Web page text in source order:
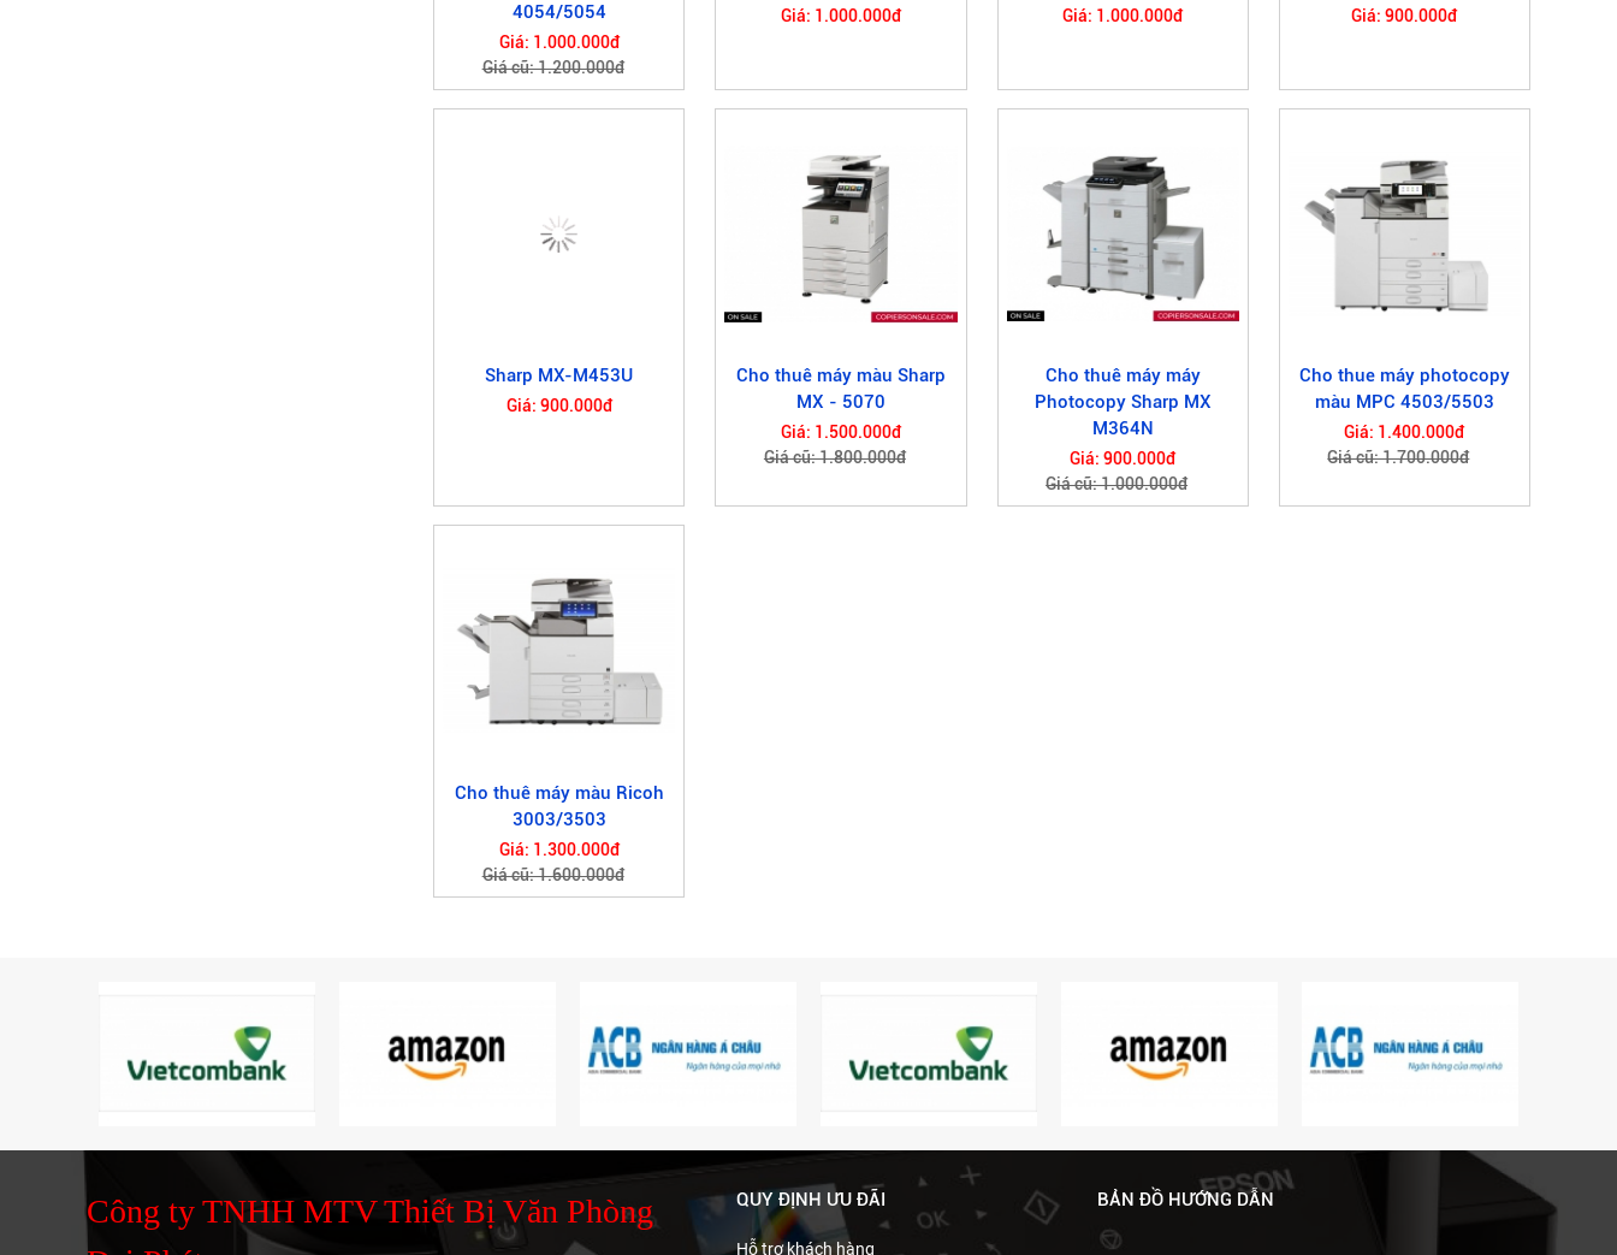
4054/5054
Giá: 1.000.000đ
Giá cũ: 1.200.000đ
Giá: 1.000.000đ Giá: 1.000.000đ Giá: 900.000đ
Sharp MX-M453U
Giá: 900.000đ
Cho thuê máy màu Sharp
MX - 5070
Giá: 1.500.000đ
Giá cũ: 1.800.000đ
Cho thuê máy máy
Photocopy Sharp MX
M364N
Giá: 900.000đ
Giá cũ: 1.000.000đ
Cho thue máy photocopy
màu MPC 4503/5503
Giá: 1.400.000đ
Giá cũ: 1.700.000đ
Cho thuê máy màu Ricoh
3003/3503
Giá: 1.300.000đ
Giá cũ: 1.600.000đ
Công ty TNHH MTV Thiết Bị Văn Phòng
QUY ĐỊNH ƯU ĐÃI
Hỗ trợ khách hàng
BẢN ĐỒ HƯỚNG DẪN